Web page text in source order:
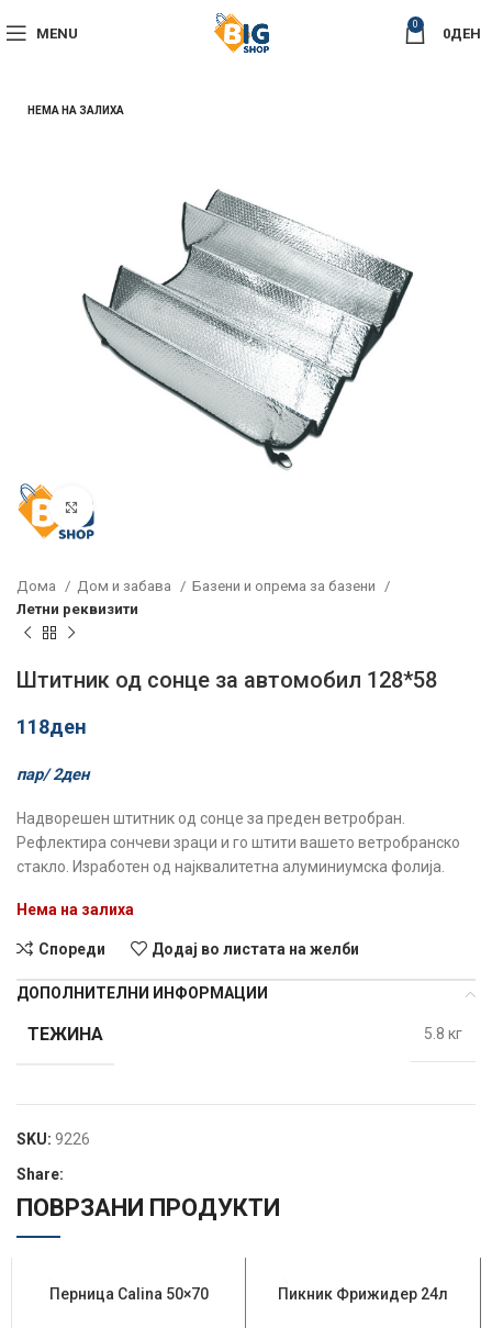
MENU
0
0ДЕН
НЕМА НА ЗАЛИХА
Click to enlarge
Дома Дом и забава
Базени и опрема за базени
Летни реквизити
Штитник од сонце за автомобил 128*58
118ден
пар/ 2ден
Надворешен штитник од сонце за преден ветробран.
Рефлектира сончеви зраци и го штити вашето ветробранско
стакло. Изработен од најквалитетна алуминиумска фолија.
Нема на залиха
Спореди Додај во листата на желби
ДОПОЛНИТЕЛНИ ИНФОРМАЦИИ
ТЕЖИНА 5.8 кг
SKU: 9226
Share:
ПОВРЗАНИ ПРОДУКТИ
НЕМА НА ЗАЛИХ
А
Перница Calina 50×70
НЕМА НА ЗАЛИХ
Пикник Фрижидер 24л